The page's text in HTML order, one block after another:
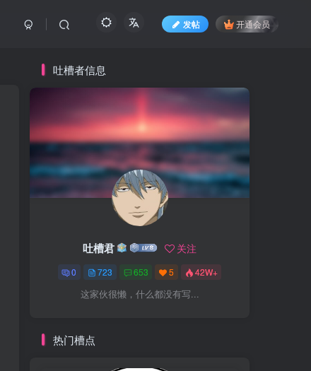
发帖 开通会员
吐槽者信息
吐槽君 关注
0 723 653 5 42W+
这家伙很懒，什么都没有写...
热门槽点